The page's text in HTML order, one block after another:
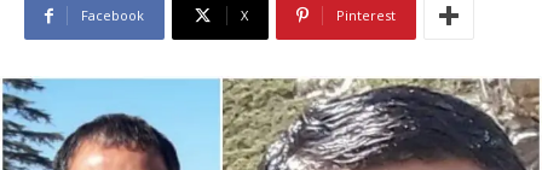
Facebook X Pinterest